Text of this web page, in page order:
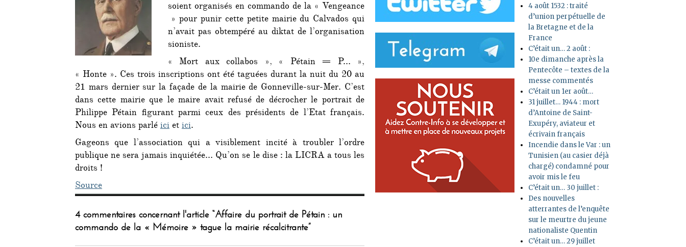
soient organisés en commando de la « Vengeance
» pour punir cette petite mairie du Calvados qui
n’avait pas obtempéré au diktat de l’organisation
sioniste.
« Mort aux collabos », « Pétain = P… »,
« Honte ». Ces trois inscriptions ont été taguées durant la nuit du 20 au
21 mars dernier sur la façade de la mairie de Gonneville-sur-Mer. C’est
dans cette mairie que le maire avait refusé de décrocher le portrait de
Philippe Pétain figurant parmi ceux des présidents de l’Etat français.
Nous en avions parléicietici.
Gageons que l’association qui a visiblement incité à troubler l’ordre
publique ne sera jamais inquiétée… Qu’on se le dise : la LICRA a tous les
droits !
Source
4 commentaires concernant l'article “Affaire du portrait de Pétain : un
commando de la « Mémoire » tague la mairie récalcitrante”
4 août 1532 : traité
d’union perpétuelle de
la Bretagne et de la
France
C’était un… 2 août :
10e dimanche après la
Pentecôte – textes de la
messe commentés
C’était un 1er août…
31 juillet… 1944 : mort
d’Antoine de Saint-
Exupéry, aviateur et
écrivain français
Incendie dans le Var : un
Tunisien (au casier déjà
chargé) condamné pour
avoir mis le feu
C’était un… 30 juillet :
Des nouvelles
atterrantes de l’enquête
sur le meurtre du jeune
nationaliste Quentin
C’était un… 29 juillet